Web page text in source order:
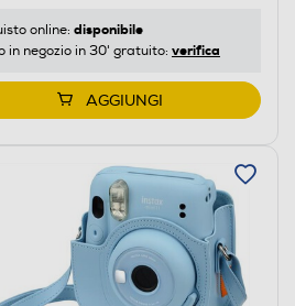
online: disponibile
in negozio in 30' gratuito: verifica
AGGIUNGI